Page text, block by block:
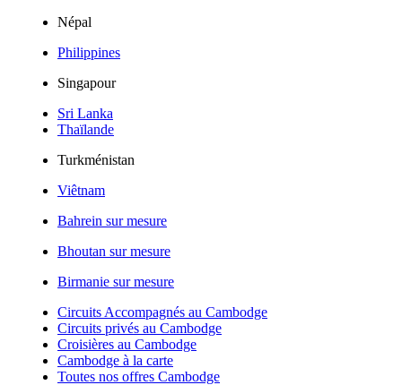
Népal
Philippines
Singapour
Sri Lanka
Thaïlande
Turkménistan
Viêtnam
Bahrein sur mesure
Bhoutan sur mesure
Birmanie sur mesure
Circuits Accompagnés au Cambodge
Circuits privés au Cambodge
Croisières au Cambodge
Cambodge à la carte
Toutes nos offres Cambodge